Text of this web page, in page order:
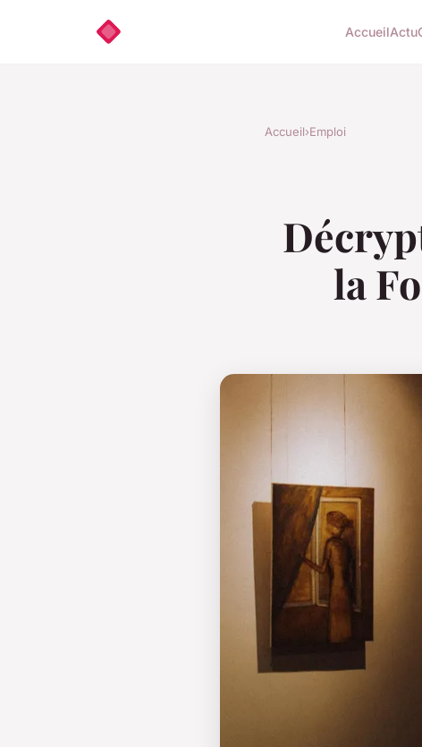
AccueilActu
Accueil›Emploi
la